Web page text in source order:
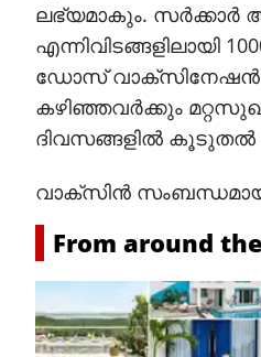
ലഭ്യമാകും. സര്‍ക്കാര്‍
ഡോസ് വാക്‌സിനേഷന്‍
കഴിഞ്ഞവര്‍ക്കും
ദിവസങ്ങളില്‍ കൂടുതല്‍
വാക്‌സിന്‍ സംബന്ധമായ
From around